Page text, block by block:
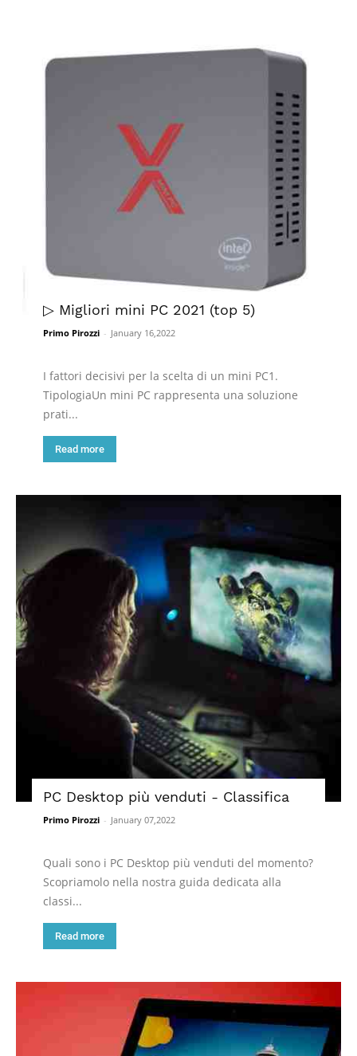
▷ Migliori mini PC 2021 (top 5)
Primo Pirozzi - January 16,2022
I fattori decisivi per la scelta di un mini PC1.
TipologiaUn mini PC rappresenta una soluzione
prati...
Read more
PC Desktop più venduti - Classifica
Primo Pirozzi - January 07,2022
Quali sono i PC Desktop più venduti del momento?
Scopriamolo nella nostra guida dedicata alla
classi...
Read more